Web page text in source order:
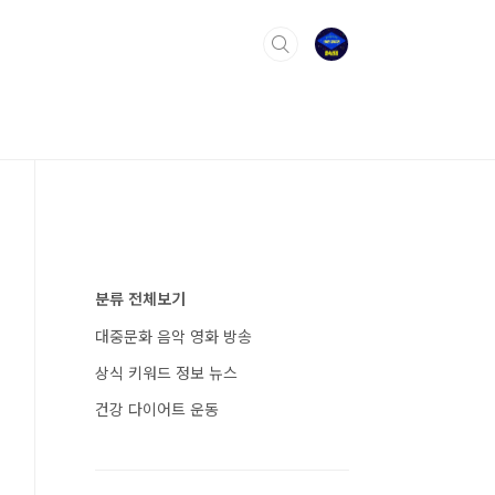
분류 전체보기
대중문화 음악 영화 방송
상식 키워드 정보 뉴스
건강 다이어트 운동